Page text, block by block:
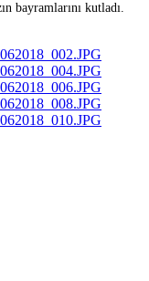
bayramlarını kutladı.